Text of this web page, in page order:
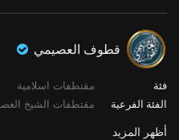
قطوف العصيمي
فئة
مقتطفات اسلامية
الفئة الفرعية
مقتطفات الشيخ
أظهر المزيد